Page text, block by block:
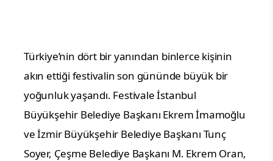
Türkiye’nin dört bir yanından binlerce kişinin
akın ettiği festivalin son gününde büyük bir
yoğunluk yaşandı. Festivale İstanbul
Büyükşehir Belediye Başkanı Ekrem İmamoğlu
ve İzmir Büyükşehir Belediye Başkanı Tunç
Soyer, Çeşme Belediye Başkanı M. Ekrem Oran,